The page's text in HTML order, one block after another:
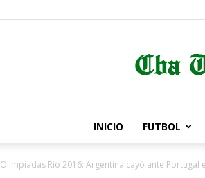
INICIO FUTBOL
Olimpiadas Río 2016: Argentina cayó ante Portugal